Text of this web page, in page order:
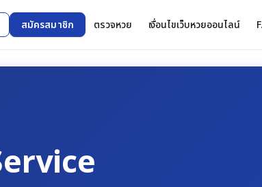
สมัครสมาชิก ตรวจหวย เงื่อนไขเว็บหวยออนไลน์